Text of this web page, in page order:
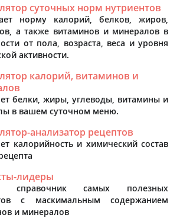
суточных норм нутриентов
норму калорий, белков, жиров,
а также витаминов и минералов в
от пола, возраста, веса и уровня
активности.
калорий, витаминов и
белки, жиры, углеводы, витамины и
в вашем суточном меню.
анализатор рецептов
калорийность и химический состав
лидеры
справочник самых полезных
с маскимальным содержанием
и минералов